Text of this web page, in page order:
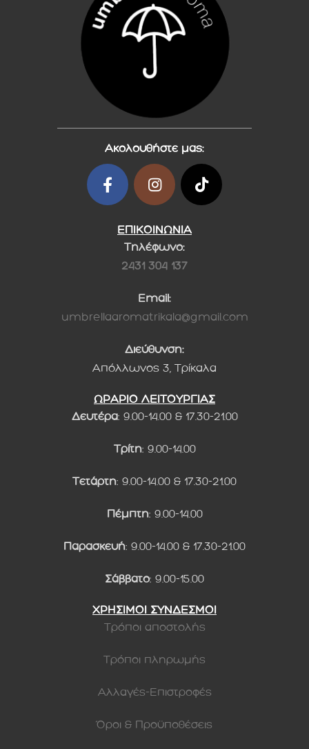
Ακολουθήστε μας:
ΕΠΙΚΟΙΝΩΝΙΑ
Τηλέφωνο:
2431 304 137
Email:
umbrellaaromatrikala@gmail.com
Διεύθυνση:
Απόλλωνος 3, Τρίκαλα
ΩΡΑΡΙΟ ΛΕΙΤΟΥΡΓΙΑΣ
Δευτέρα: 9.00-14.00 & 17.30-21.00
Τρίτη: 9.00-14.00
Τετάρτη: 9.00-14.00 & 17.30-21.00
Πέμπτη: 9.00-14.00
Παρασκευή: 9.00-14.00 & 17.30-21.00
Σάββατο: 9.00-15.00
ΧΡΗΣΙΜΟΙ ΣΥΝΔΕΣΜΟΙ
Τρόποι αποστολής
Τρόποι πληρωμής
Αλλαγές-Επιστροφές
Όροι & Προϋποθέσεις